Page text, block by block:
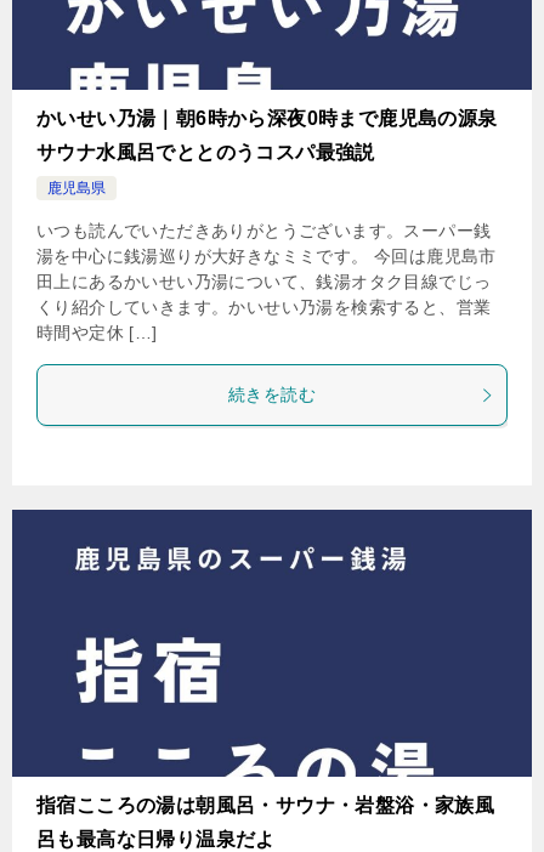
かいせい乃湯｜朝6時から深夜0時まで鹿児島の源泉
サウナ水風呂でととのうコスパ最強説
鹿児島県
いつも読んでいただきありがとうございます。スーパー銭
湯を中心に銭湯巡りが大好きなミミです。 今回は鹿児島市
田上にあるかいせい乃湯について、銭湯オタク目線でじっ
くり紹介していきます。かいせい乃湯を検索すると、営業
時間や定休 […]
続きを読む
指宿こころの湯は朝風呂・サウナ・岩盤浴・家族風
呂も最高な日帰り温泉だよ